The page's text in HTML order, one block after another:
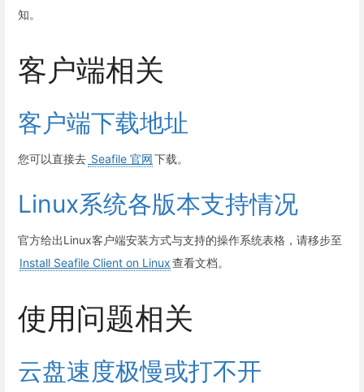
知。
客户端相关
客户端下载地址
您可以直接去 Seafile 官网下载。
Linux系统各版本支持情况
官方给出Linux客户端安装方式与支持的操作系统表格，请移步至
Install Seafile Client on Linux查看文档。
使用问题相关
云盘速度极慢或打不开